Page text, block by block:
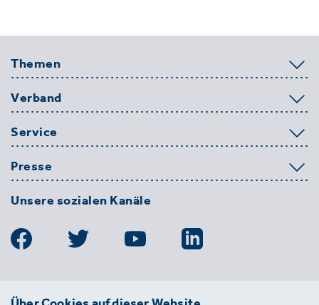
Themen
Verband
Service
Presse
Unsere sozialen Kanäle
BDE